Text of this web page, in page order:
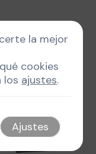
la mejor
cookies
los ajustes.
Ajustes